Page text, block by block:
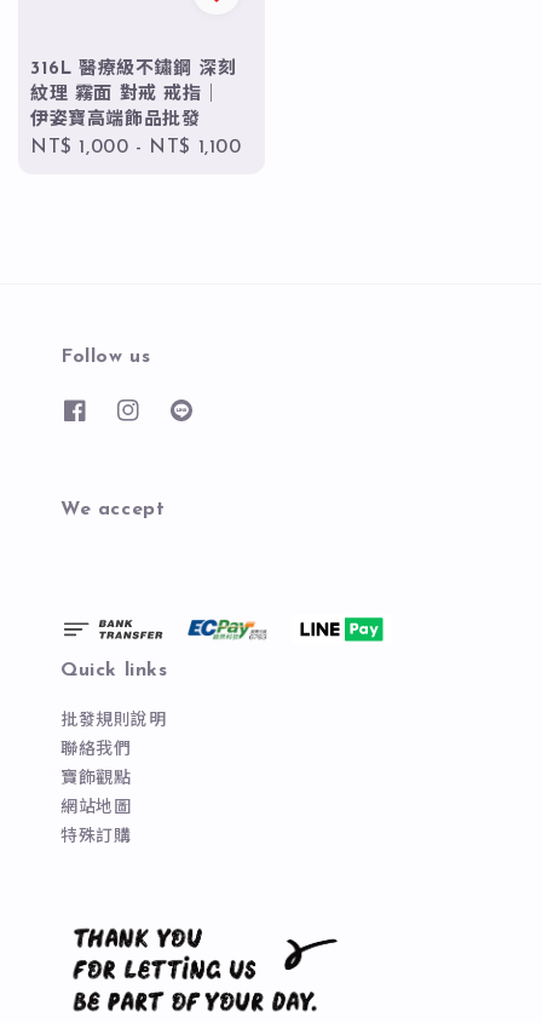
316L 醫療級不鏽鋼 深刻
紋理 霧面 對戒 戒指｜
伊姿寶高端飾品批發
Regular
NT$ 1,000 - NT$ 1,100
Follow us
We accept
Quick links
批發規則說明
聯絡我們
寶飾觀點
網站地圖
特殊訂購